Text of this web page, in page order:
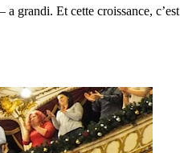
grandi. Et cette croissance, c’est